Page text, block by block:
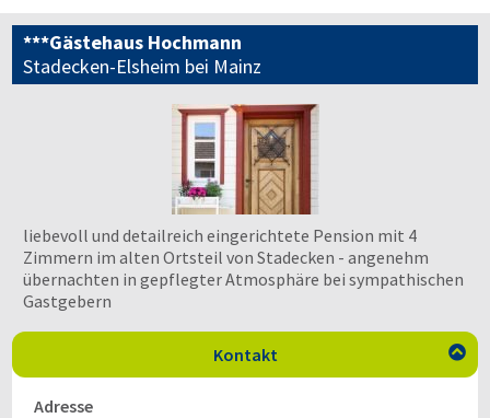
***Gästehaus Hochmann
Stadecken-Elsheim bei Mainz
liebevoll und detailreich eingerichtete Pension mit 4
Zimmern im alten Ortsteil von Stadecken - angenehm
übernachten in gepflegter Atmosphäre bei sympathischen
Gastgebern
Kontakt 
Adresse